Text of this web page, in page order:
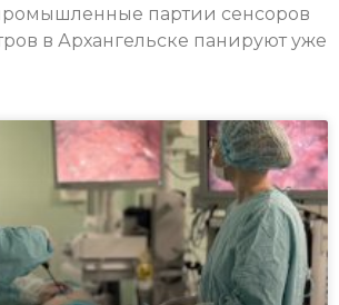
партии сенсоров
в Архангельске панируют уже